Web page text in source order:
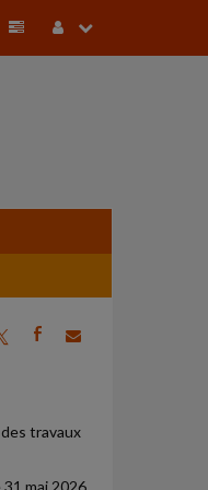
b
travaux
mai 2026